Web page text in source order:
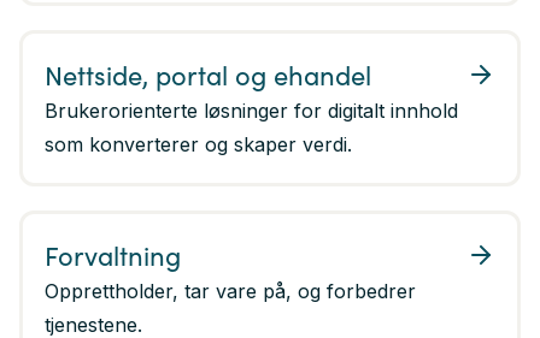
Nettside, portal og ehandel
Brukerorienterte løsninger for digitalt innhold
som konverterer og skaper verdi.
Forvaltning
Opprettholder, tar vare på, og forbedrer
tjenestene.